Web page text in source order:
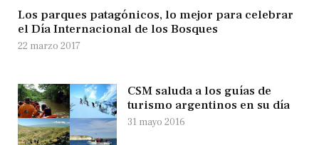
Los parques patagónicos, lo mejor para celebrar
el Día Internacional de los Bosques
22 marzo 2017
CSM saluda a los guías de
turismo argentinos en su día
31 mayo 2016